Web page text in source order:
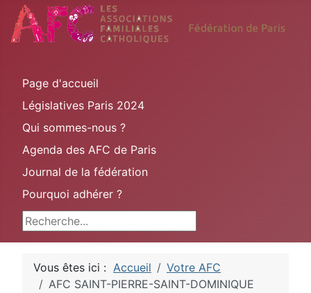
Page d'accueil
Législatives Paris 2024
Qui sommes-nous ?
Agenda des AFC de Paris
Journal de la fédération
Pourquoi adhérer ?
Rechercher
Vous êtes ici : Accueil
Votre AFC
AFC SAINT-PIERRE-SAINT-DOMINIQUE